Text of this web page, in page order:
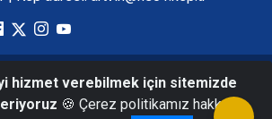
Belediye Başkanlığı tarafından
hazırlanmıştır.
hizmet verebilmek için sitemizde
🍪 Çerez politikamız hakkında